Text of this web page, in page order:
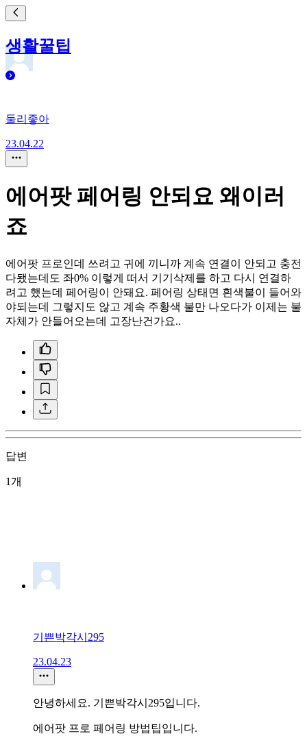
생활꿀팁
둘리좋아
23.04.22
에어팟 페어링 안되요 왜이러
죠
에어팟 프로인데 쓰려고 귀에 끼니까 계속 연결이 안되고 충전
다됐는데도 좌0% 이렇게 떠서 기기삭제를 하고 다시 연결하
려고 했는데 페어링이 안돼요. 페어링 상태면 흰색불이 들어와
야되는데 그렇지도 않고 계속 주황색 불만 나오다가 이제는 불
자체가 안들어오는데 고장난건가요..
답변
1개
기쁜박각시295
23.04.23
안녕하세요. 기쁜박각시295입니다.
에어팟 프로 페어링 방법팁입니다.